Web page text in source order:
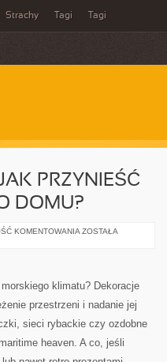
Strachy Tagi Tagi
PRZYNIEŚĆ
DOMU?
KOMENTOWANIA DEKORACJE
WNĘTRZA
TWOJEGO
DOMU?
ZOSTAŁA
klimatu? Dekoracje
przestrzeni i nadanie jej
sieci rybackie czy ozdobne
heaven. A co, jeśli